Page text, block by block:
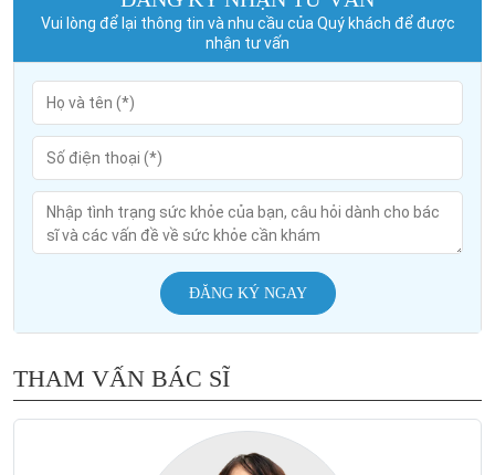
Vui lòng để lại thông tin và nhu cầu của Quý khách để được
nhận tư vấn
ĐĂNG KÝ NGAY
THAM VẤN BÁC SĨ